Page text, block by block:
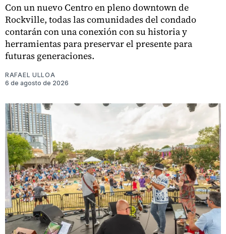
Con un nuevo Centro en pleno downtown de
Rockville, todas las comunidades del condado
contarán con una conexión con su historia y
herramientas para preservar el presente para
futuras generaciones.
RAFAEL ULLOA
6 de agosto de 2026